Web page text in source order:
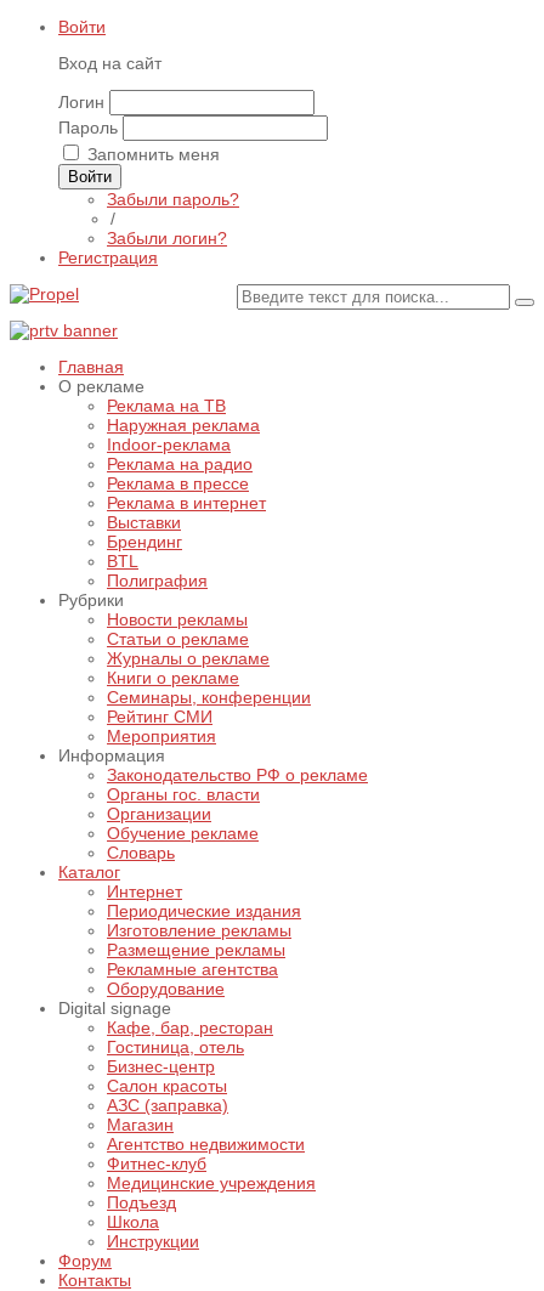
Войти
Вход на сайт
Логин
Пароль
Запомнить меня
Войти
Забыли пароль?
/
Забыли логин?
Регистрация
Главная
О рекламе
Реклама на ТВ
Наружная реклама
Indoor-реклама
Реклама на радио
Реклама в прессе
Реклама в интернет
Выставки
Брендинг
BTL
Полиграфия
Рубрики
Новости рекламы
Статьи о рекламе
Журналы о рекламе
Книги о рекламе
Семинары, конференции
Рейтинг СМИ
Мероприятия
Информация
Законодательство РФ о рекламе
Органы гос. власти
Организации
Обучение рекламе
Словарь
Каталог
Интернет
Периодические издания
Изготовление рекламы
Размещение рекламы
Рекламные агентства
Оборудование
Digital signage
Кафе, бар, ресторан
Гостиница, отель
Бизнес-центр
Салон красоты
АЗС (заправка)
Магазин
Агентство недвижимости
Фитнес-клуб
Медицинские учреждения
Подъезд
Школа
Инструкции
Форум
Контакты